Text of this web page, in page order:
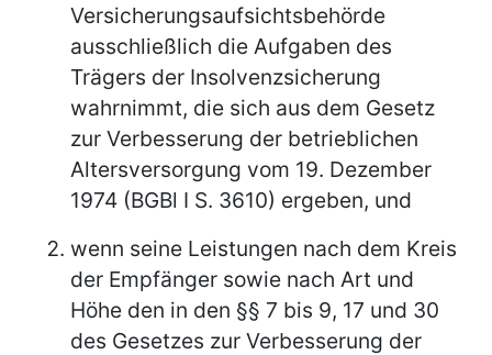
Versicherungsaufsichtsbehörde
ausschließlich die Aufgaben des
Trägers der Insolvenzsicherung
wahrnimmt, die sich aus dem Gesetz
zur Verbesserung der betrieblichen
Altersversorgung vom 19. Dezember
1974 (BGBl I S. 3610) ergeben, und
wenn seine Leistungen nach dem Kreis
der Empfänger sowie nach Art und
Höhe den in den §§ 7 bis 9, 17 und 30
des Gesetzes zur Verbesserung der